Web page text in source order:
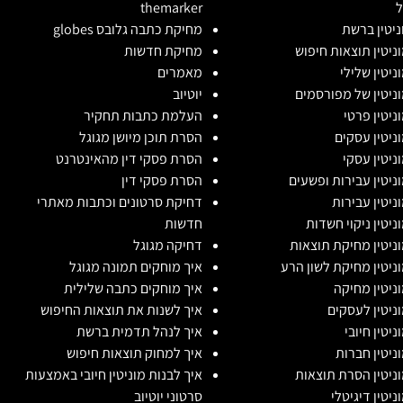
ברשת
תוצאות חיפוש
שלילי
של מפורסמים
פרטי
עסקים
עסקי
עבירות ופשעים
עבירות
ניקוי חשדות
מחיקת תוצאות
מחיקת לשון הרע
מחיקה
לעסקים
חיובי
חברות
הסרת תוצאות
דיגיטלי
themarker
מחיקת כתבה גלובס globes
מחיקת חדשות
מאמרים
יוטיוב
העלמת כתבות תחקיר
הסרת תוכן מיושן מגוגל
הסרת פסקי דין מהאינטרנט
הסרת פסקי דין
דחיקת סרטונים וכתבות מאתרי
חדשות
דחיקה מגוגל
איך מוחקים תמונה מגוגל
איך מוחקים כתבה שלילית
איך לשנות את תוצאות החיפוש
איך לנהל תדמית ברשת
איך למחוק תוצאות חיפוש
איך לבנות מוניטין חיובי באמצעות
סרטוני יוטיוב